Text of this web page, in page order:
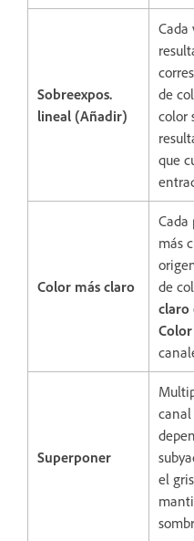
Sobreexpos.
lineal (Añadir)
Cada
de
color
que
Color más claro
Cada
más
de
claro
Superponer
canal
el